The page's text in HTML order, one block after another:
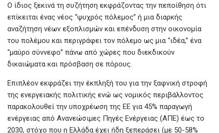
Ο ίδιος ξεκινά τη συζήτηση εκφράζοντας την πεποίθηση ότι
επίκειται ένας νέος “ψυχρός πόλεμος” ή μια διαρκής
αναζήτηση νέων εξοπλισμών και επένδυση στην οικονομία
του πολέμου και περιγράφει τον πόλεμο ως μια “ιδέα,” ένα
“μαύρο σύννεφο” πάνω από χώρες που διεκδικούν
δικαιώματα και πρόσβαση σε πόρους.
Επιπλέον εκφράζει την έκπληξή του για την ξαφνική στροφή
της ενεργειακής πολιτικής ενώ ως νομικός περιβάλλοντος
παρακολουθεί την υποχρέωση της ΕΕ για 45% παραγωγή
ενέργειας από Ανανεώσιμες Πηγές Ενέργειας (ΑΠΕ) έως το
2030, στόχο που η Ελλάδα έχει ήδη ξεπεράσει (με 50-58%